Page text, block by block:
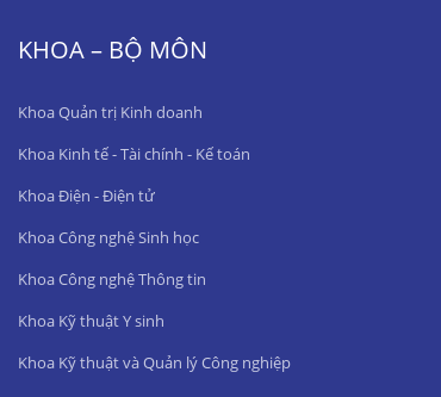
KHOA – BỘ MÔN
Khoa Quản trị Kinh doanh
Khoa Kinh tế - Tài chính - Kế toán
Khoa Điện - Điện tử
Khoa Công nghệ Sinh học
Khoa Công nghệ Thông tin
Khoa Kỹ thuật Y sinh
Khoa Kỹ thuật và Quản lý Công nghiệp